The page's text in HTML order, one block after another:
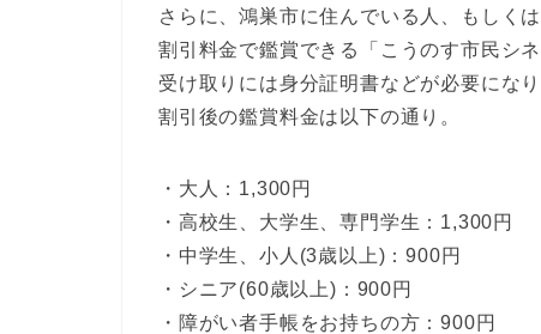
さらに、鴻巣市に住んでいる人、もしく
割引料金で鑑賞できる「こうのす市民シ
受け取りには身分証明書などが必要にな
割引後の鑑賞料金は以下の通り。
・大人：1,300円
・高校生、大学生、専門学生：1,300円
・中学生、小人(3歳以上)：900円
・シニア(60歳以上)：900円
・障がい者手帳をお持ちの方：900円